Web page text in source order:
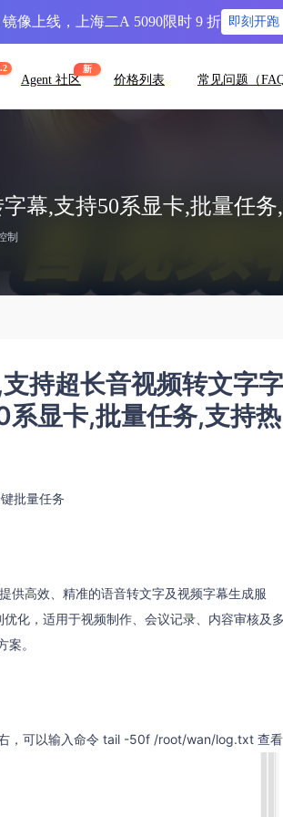
新
Agent 社区 价格列表 常见问题（FAQ
幕,支持50系显卡,批量任务
制
持超长音视频转文字字
显卡,批量任务,支持热
批量任务
供高效、精准的语音转文字及视频字幕生成服
化，适用于视频制作、会议记录、内容审核及多
。
，可以输入命令 tail -50f /root/wan/log.txt 查看
像上线，上海二A 5090限时 9 折 即刻开跑